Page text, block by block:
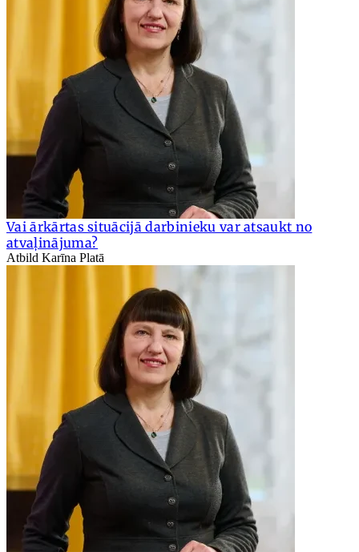
Vai ārkārtas situācijā darbinieku var atsaukt no
atvaļinājuma?
Atbild Karīna Platā